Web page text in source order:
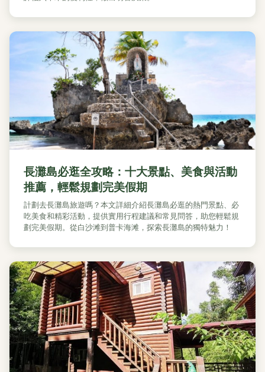
長灘島必逛全攻略：十大景點、美食與活動
推薦，輕鬆規劃完美假期
計劃去長灘島旅遊嗎？本文詳細介紹長灘島必逛的熱門景點、必
吃美食和精彩活動，提供實用行程建議和常見問答，助您輕鬆規
劃完美假期。從白沙滩到普卡海滩，探索長灘島的獨特魅力！